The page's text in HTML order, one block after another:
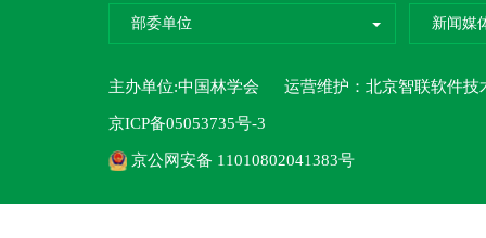
部委单位 新闻媒
主办单位:中国林学会 运营维护： 北京智联软件技
京ICP备05053735号-3
京公网安备 11010802041383号